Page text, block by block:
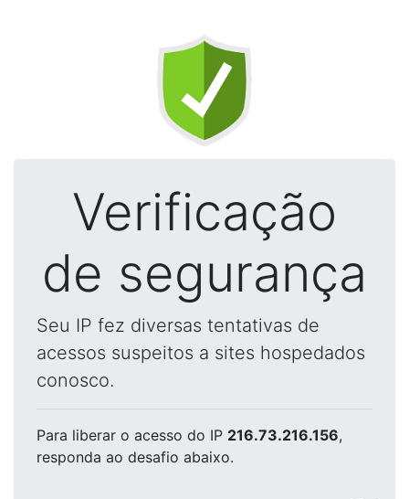
Verificação
de segurança
Seu IP fez diversas tentativas de
acessos suspeitos a sites hospedados
conosco.
Para liberar o acesso do IP 216.73.216.156,
responda ao desafio abaixo.